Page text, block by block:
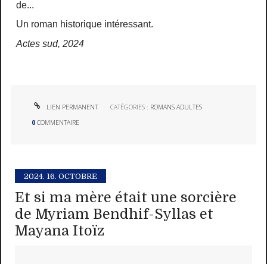
de...
Un roman historique intéressant.
Actes sud, 2024
LIEN PERMANENT CATÉGORIES : ROMANS ADULTES
0 COMMENTAIRE
2024. 16. OCTOBRE
Et si ma mère était une sorcière
de Myriam Bendhif-Syllas et
Mayana Itoïz